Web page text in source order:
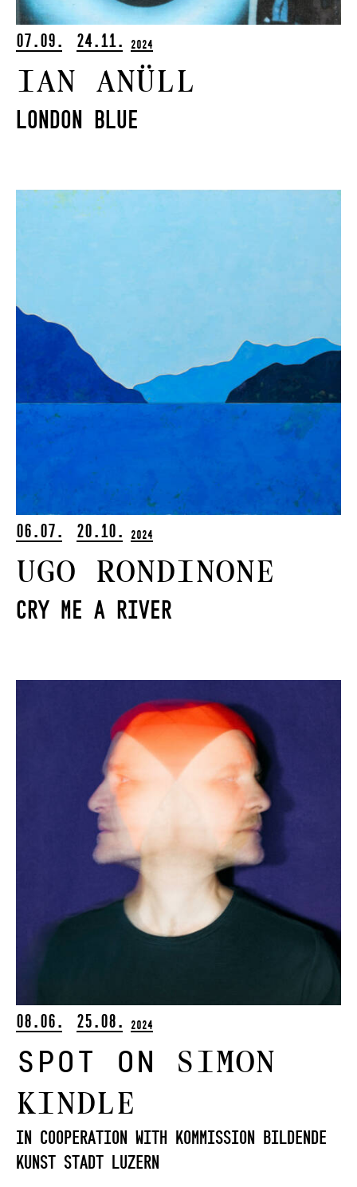
07.09. 24.11. 2024
Ian Anüll
London Blue
06.07. 20.10. 2024
Ugo Rondinone
Cry Me a River
08.06. 25.08. 2024
Spot on Simon
Kindle
In cooperation with Kommission Bildende
Kunst Stadt Luzern